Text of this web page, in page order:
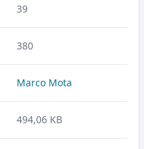
39
380
Marco Mota
494,06 KB